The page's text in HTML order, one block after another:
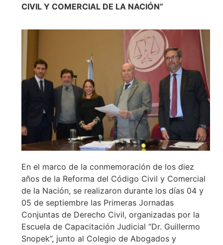
CIVIL Y COMERCIAL DE LA NACIÓN”
En el marco de la conmemoración de los diez
años de la Reforma del Código Civil y Comercial
de la Nación, se realizaron durante los días 04 y
05 de septiembre las Primeras Jornadas
Conjuntas de Derecho Civil, organizadas por la
Escuela de Capacitación Judicial “Dr. Guillermo
Snopek”, junto al Colegio de Abogados y